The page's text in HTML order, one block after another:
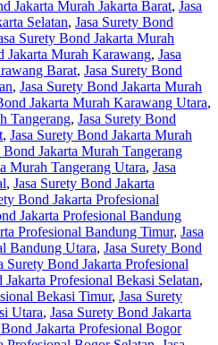
Jakarta Murah Jakarta Barat, Jasa
Selatan, Jasa Surety Bond
Surety Bond Jakarta Murah
Jakarta Murah Karawang, Jasa
Barat, Jasa Surety Bond
, Jasa Surety Bond Jakarta Murah
Jakarta Murah Karawang Utara,
Tangerang, Jasa Surety Bond
, Jasa Surety Bond Jakarta Murah
Bond Jakarta Murah Tangerang
Murah Tangerang Utara, Jasa
, Jasa Surety Bond Jakarta
Bond Jakarta Profesional
Jakarta Profesional Bandung
Profesional Bandung Timur, Jasa
Bandung Utara, Jasa Surety Bond
Surety Bond Jakarta Profesional
Jakarta Profesional Bekasi Selatan,
Bekasi Timur, Jasa Surety
Utara, Jasa Surety Bond Jakarta
Jakarta Profesional Bogor